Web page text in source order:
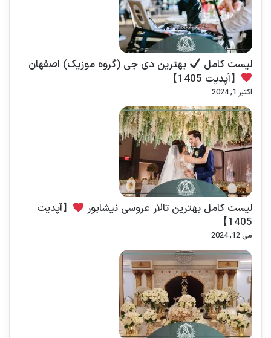
لیست کامل
بهترین دی جی (گروه موزیک) اصفهان
【آپدیت 1405】
اکتبر 1, 2024
لیست کامل بهترین تالار عروسی نیشابور
【آپدیت
1405】
می 12, 2024